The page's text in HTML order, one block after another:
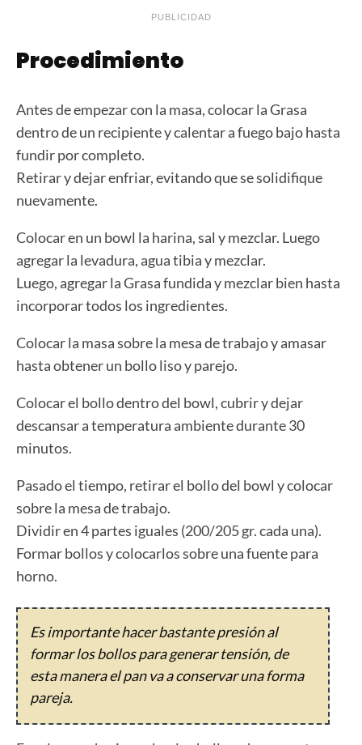
PUBLICIDAD
Procedimiento
Antes de empezar con la masa, colocar la Grasa
dentro de un recipiente y calentar a fuego bajo hasta
fundir por completo.
Retirar y dejar enfriar, evitando que se solidifique
nuevamente.
Colocar en un bowl la harina, sal y mezclar. Luego
agregar la levadura, agua tibia y mezclar.
Luego, agregar la Grasa fundida y mezclar bien hasta
incorporar todos los ingredientes.
Colocar la masa sobre la mesa de trabajo y amasar
hasta obtener un bollo liso y parejo.
Colocar el bollo dentro del bowl, cubrir y dejar
descansar a temperatura ambiente durante 30
minutos.
Pasado el tiempo, retirar el bollo del bowl y colocar
sobre la mesa de trabajo.
Dividir en 4 partes iguales (200/205 gr. cada una).
Formar bollos y colocarlos sobre una fuente para
horno.
Es importante hacer bastante presión al
formar los bollos para generar tensión, de
esta manera el pan va a conservar una forma
pareja.